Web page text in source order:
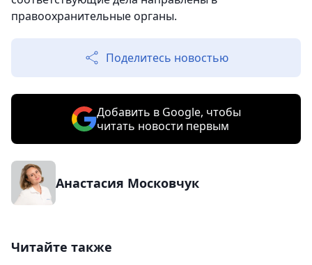
правоохранительные органы.
Поделитесь новостью
Добавить в Google, чтобы
читать новости первым
Анастасия Московчук
Читайте также